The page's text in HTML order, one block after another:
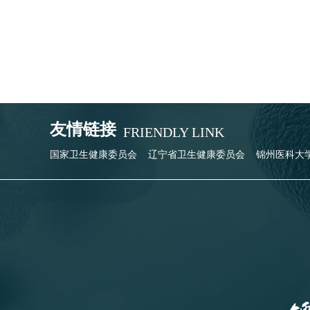
友情链接FRIENDLY LINK
国家卫生健康委员会 辽宁省卫生健康委员会 锦州医科大